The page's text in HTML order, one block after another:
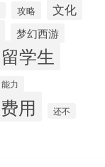
攻略 文化
梦幻西游
留学生
能力
费用 还不